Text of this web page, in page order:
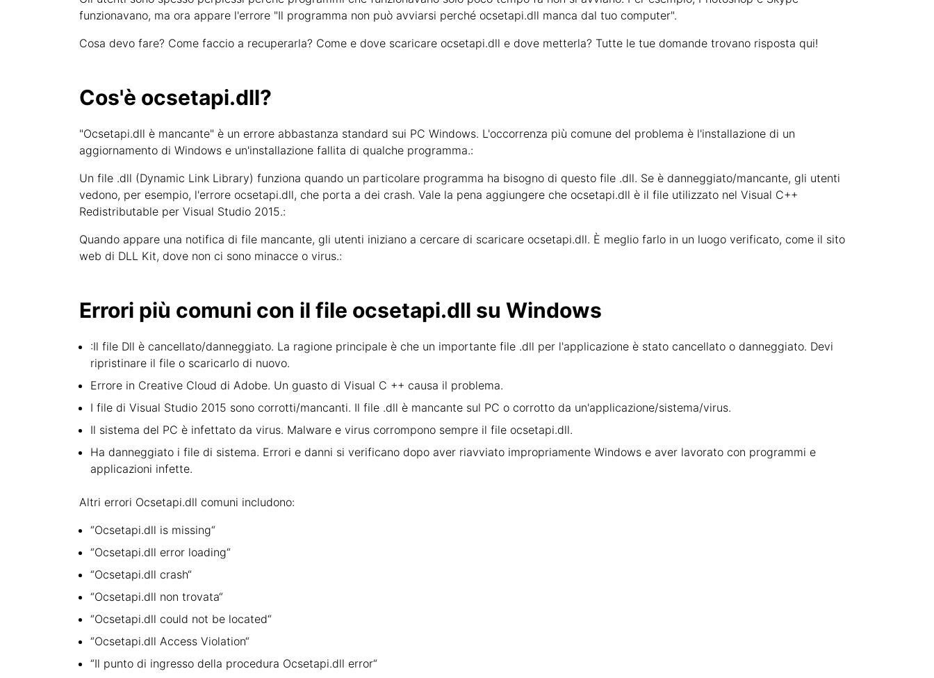
funzionavano, ma ora appare l'errore "Il programma non può avviarsi perché ocsetapi.dll manca dal tuo computer".
Cosa devo fare? Come faccio a recuperarla? Come e dove scaricare ocsetapi.dll e dove metterla? Tutte le tue domande trovano risposta qui!
Cos'è ocsetapi.dll?
"Ocsetapi.dll è mancante" è un errore abbastanza standard sui PC Windows. L'occorrenza più comune del problema è l'installazione di un
aggiornamento di Windows e un'installazione fallita di qualche programma.:
Un file .dll (Dynamic Link Library) funziona quando un particolare programma ha bisogno di questo file .dll. Se è danneggiato/mancante, gli utenti
vedono, per esempio, l'errore ocsetapi.dll, che porta a dei crash. Vale la pena aggiungere che ocsetapi.dll è il file utilizzato nel Visual C++
Redistributable per Visual Studio 2015.:
Quando appare una notifica di file mancante, gli utenti iniziano a cercare di scaricare ocsetapi.dll. È meglio farlo in un luogo verificato, come il sito
web di DLL Kit, dove non ci sono minacce o virus.:
Errori più comuni con il file ocsetapi.dll su Windows
:Il file Dll è cancellato/danneggiato. La ragione principale è che un importante file .dll per l'applicazione è stato cancellato o danneggiato. Devi
ripristinare il file o scaricarlo di nuovo.
Errore in Creative Cloud di Adobe. Un guasto di Visual C ++ causa il problema.
I file di Visual Studio 2015 sono corrotti/mancanti. Il file .dll è mancante sul PC o corrotto da un'applicazione/sistema/virus.
Il sistema del PC è infettato da virus. Malware e virus corrompono sempre il file ocsetapi.dll.
Ha danneggiato i file di sistema. Errori e danni si verificano dopo aver riavviato impropriamente Windows e aver lavorato con programmi e
applicazioni infette.
Altri errori Ocsetapi.dll comuni includono:
“Ocsetapi.dll is missing“
“Ocsetapi.dll error loading“
“Ocsetapi.dll crash“
“Ocsetapi.dll non trovata“
“Ocsetapi.dll could not be located“
“Ocsetapi.dll Access Violation“
“Il punto di ingresso della procedura Ocsetapi.dll error“